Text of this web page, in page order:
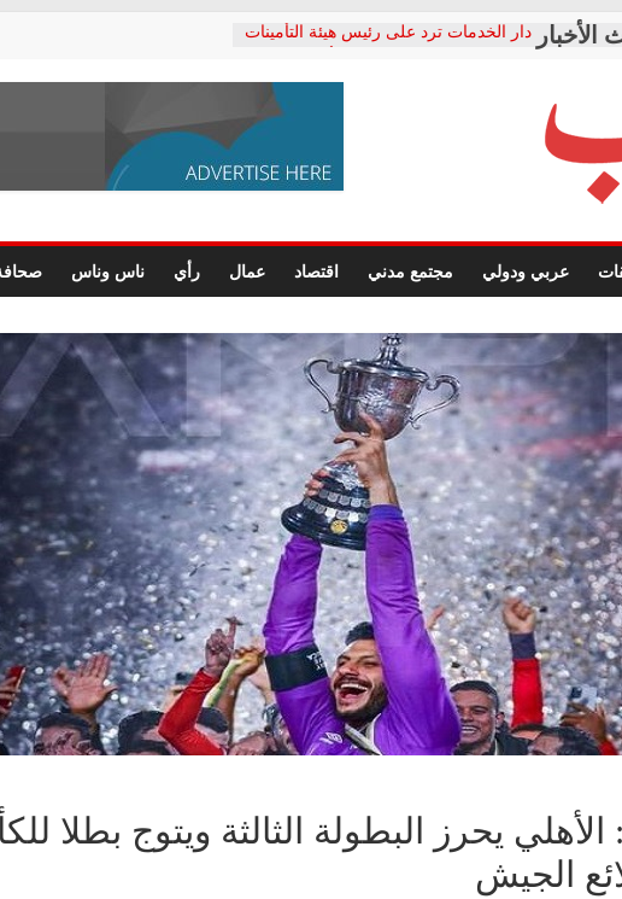
دار الخدمات ترد على رئيس هيئة التأمينات
معاناة أصحاب المعاشات.. ونطالب بكشف
فرحات سليمان يكتب: القطاع الصحي إلى
حزب التحالف الشعبي يطلق لجنة “الحق
صور .. اعتماد الرسومات النهائية للقرار
الوزاري لمدينة الصحفيين.. وانتهاء أعمال
إنشاء المبنى الإداري
متابعة قضية الدكتور محمد زهران.. ويؤكد:
قرينة البراءة وضمانات المحاكمة العادلة
حق أصيل
عربي ودولي مجتمع مدني اقتصاد عمال رأي ناس وناس
الأهلي يحرز البطولة الثالثة ويتوج بطلا
الجيش